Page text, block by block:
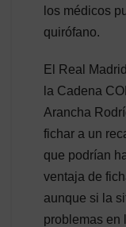
los médicos
quirófano.
El Real
la Cadena
Arancha
fichar a un
que podrían
ventaja de
aunque si la
problemas en